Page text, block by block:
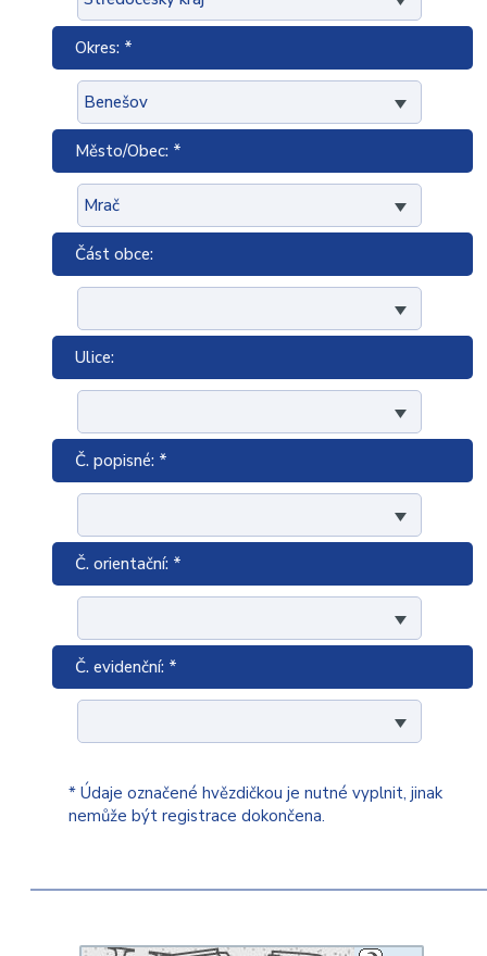
Okres: *
Město/Obec: *
Část obce:
Ulice:
Č. popisné: *
Č. orientační: *
Č. evidenční: *
* Údaje označené hvězdičkou je nutné vyplnit, jinak
nemůže být registrace dokončena.